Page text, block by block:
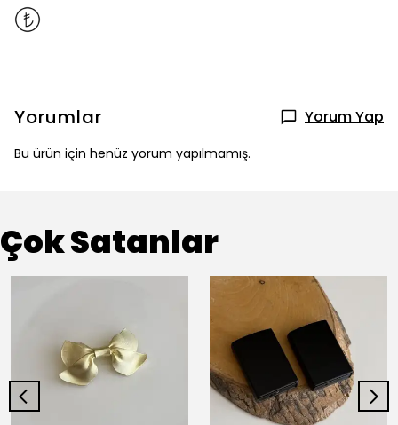
Yorumlar Yorum Yap
Bu ürün için henüz yorum yapılmamış.
Çok Satanlar